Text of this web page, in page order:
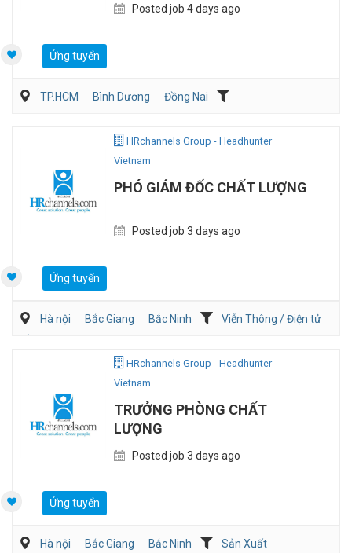
Posted job 4 days ago
Ứng tuyển
TP.HCM Bình Dương
Đồng Nai
HRchannels Group - Headhunter
Vietnam
PHÓ GIÁM ĐỐC CHẤT LƯỢNG
Posted job 3 days ago
Ứng tuyển
Hà nội Bắc Giang Bắc Ninh
Viễn Thông / Điện tử
HRchannels Group - Headhunter
Vietnam
TRƯỞNG PHÒNG CHẤT
LƯỢNG
Posted job 3 days ago
Ứng tuyển
Hà nội Bắc Giang Bắc Ninh
Sản Xuất